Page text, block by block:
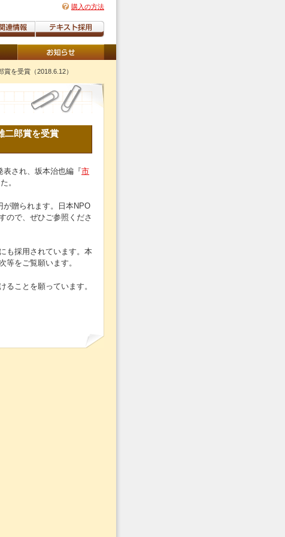
購入の方法
を受賞（2018.6.12）
二郎賞を受賞
表され、坂本治也編『市
。
が贈られます。日本NPO
ので、ぜひご参照くださ
も採用されています。本
等をご覧願います。
ることを願っています。